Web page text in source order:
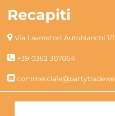
Recapiti
Via Lavoratori Autobianchi 1/
+39 0362 307064